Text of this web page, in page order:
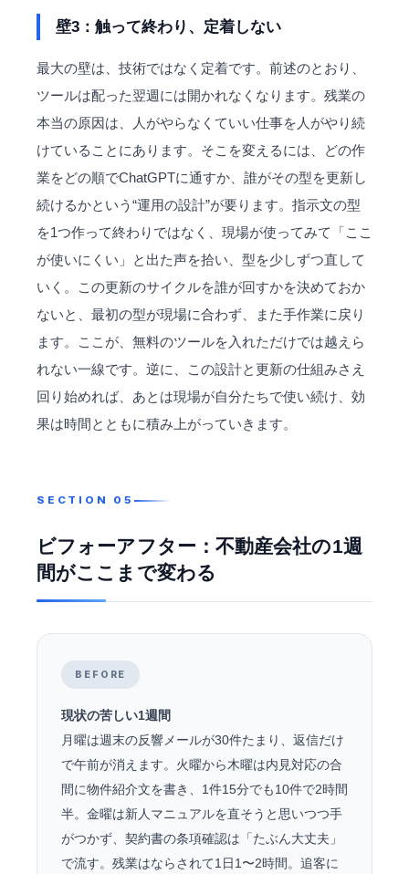
壁3：触って終わり、定着しない
最大の壁は、技術ではなく定着です。前述のとおり、
ツールは配った翌週には開かれなくなります。残業の
本当の原因は、人がやらなくていい仕事を人がやり続
けていることにあります。そこを変えるには、どの作
業をどの順でChatGPTに通すか、誰がその型を更新し
続けるかという“運用の設計”が要ります。指示文の型
を1つ作って終わりではなく、現場が使ってみて「ここ
が使いにくい」と出た声を拾い、型を少しずつ直して
いく。この更新のサイクルを誰が回すかを決めておか
ないと、最初の型が現場に合わず、また手作業に戻り
ます。ここが、無料のツールを入れただけでは越えら
れない一線です。逆に、この設計と更新の仕組みさえ
回り始めれば、あとは現場が自分たちで使い続け、効
果は時間とともに積み上がっていきます。
ビフォーアフター：不動産会社の1週
間がここまで変わる
BEFORE
現状の苦しい1週間
月曜は週末の反響メールが30件たまり、返信だけ
で午前が消えます。火曜から木曜は内見対応の合
間に物件紹介文を書き、1件15分でも10件で2時間
半。金曜は新人マニュアルを直そうと思いつつ手
がつかず、契約書の条項確認は「たぶん大丈夫」
で流す。残業はならされて1日1〜2時間。追客に